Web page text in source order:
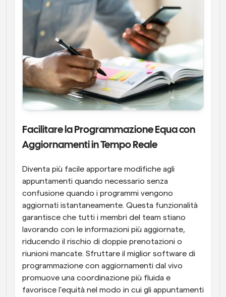
Facilitare la Programmazione Equa con
Aggiornamenti in Tempo Reale
Diventa più facile apportare modifiche agli
appuntamenti quando necessario senza
confusione quando i programmi vengono
aggiornati istantaneamente. Questa funzionalità
garantisce che tutti i membri del team stiano
lavorando con le informazioni più aggiornate,
riducendo il rischio di doppie prenotazioni o
riunioni mancate. Sfruttare il miglior software di
programmazione con aggiornamenti dal vivo
promuove una coordinazione più fluida e
favorisce l'equità nel modo in cui gli appuntamenti